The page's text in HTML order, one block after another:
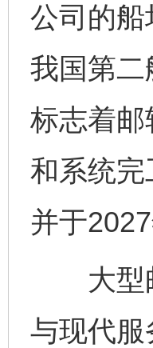
公司的
我国第二
标志着
和系统
并于
大型邮
与现代